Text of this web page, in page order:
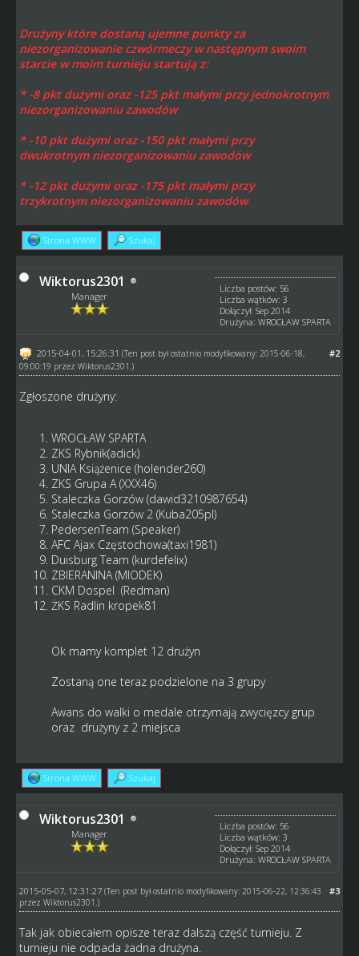
Drużyny które dostaną ujemne punkty za
niezorganizowanie czwórmeczy w następnym swoim
starcie w moim turnieju startują z:
* -8 pkt dużymi oraz -125 pkt małymi przy jednokrotnym
niezorganizowaniu zawodów
* -10 pkt dużymi oraz -150 pkt małymi przy
dwukrotnym niezorganizowaniu zawodów
* -12 pkt dużymi oraz -175 pkt małymi przy
trzykrotnym niezorganizowaniu zawodów
Strona WWW Szukaj
Wiktorus2301
Manager
Liczba postów: 56
Liczba wątków: 3
Dołączył: Sep 2014
Drużyna: WROCŁAW SPARTA
#2
2015-04-01, 15:26:31 (Ten post był ostatnio modyfikowany: 2015-06-18,
09:00:19 przez Wiktorus2301 .)
Zgłoszone drużyny:
WROCŁAW SPARTA
ZKS Rybnik(adick)
UNIA Książenice (holender260)
ZKS Grupa A (XXX46)
Staleczka Gorzów (dawid3210987654)
Staleczka Gorzów 2 (Kuba205pl)
PedersenTeam (Speaker)
AFC Ajax Częstochowa(taxi1981)
Duisburg Team (kurdefelix)
ZBIERANINA (MIODEK)
CKM Dospel (Redman)
ŻKS Radlin kropek81
Ok mamy komplet 12 drużyn
Zostaną one teraz podzielone na 3 grupy
Awans do walki o medale otrzymają zwycięzcy grup
oraz drużyny z 2 miejsca
Strona WWW Szukaj
Wiktorus2301
Manager
Liczba postów: 56
Liczba wątków: 3
Dołączył: Sep 2014
Drużyna: WROCŁAW SPARTA
#3
2015-05-07, 12:31:27 (Ten post był ostatnio modyfikowany: 2015-06-22, 12:36:43
przez Wiktorus2301 .)
Tak jak obiecałem opisze teraz dalszą część turnieju. Z
turnieju nie odpada żadna drużyna.